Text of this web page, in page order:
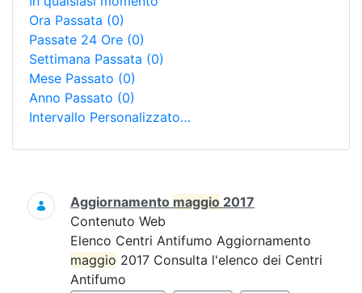
Ora Passata (0)
Passate 24 Ore (0)
Settimana Passata (0)
Mese Passato (0)
Anno Passato (0)
Intervallo Personalizzato…
Ricerca
Aggiornamento maggio 2017
Contenuto Web
Elenco Centri Antifumo Aggiornamento
maggio 2017 Consulta l'elenco dei Centri
Antifumo